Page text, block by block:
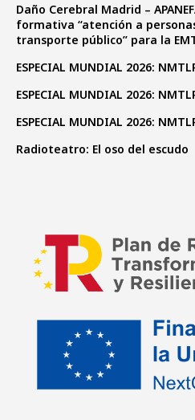
Daño Cerebral Madrid –
formativa “atención a
transporte público” para la
ESPECIAL MUNDIAL 2026:
ESPECIAL MUNDIAL 2026:
ESPECIAL MUNDIAL 2026:
Radioteatro: El oso del escudo